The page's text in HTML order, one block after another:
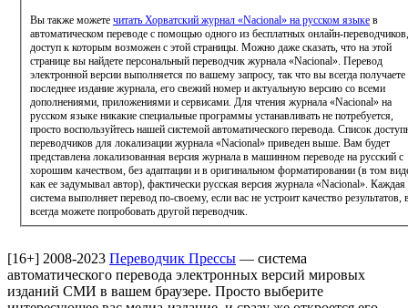
Вы также можете читать Хорватский журнал «Nacional» на русском языке в
автоматическом переводе с помощью одного из бесплатных онлайн-переводчиков,
доступ к которым возможен с этой страницы. Можно даже сказать, что на этой
странице вы найдете персональный переводчик журнала «Nacional». Перевод
электронной версии выполняется по вашему запросу, так что вы всегда получаете
последнее издание журнала, его свежий номер и актуальную версию со всеми
дополнениями, приложениями и сервисами. Для чтения журнала «Nacional» на
русском языке никакие специальные программы устанавливать не потребуется,
просто воспользуйтесь нашей системой автоматического перевода. Список
переводчиков для локализации журнала «Nacional» приведен выше. Вам будет
представлена локализованная версия журнала в машинном переводе на русский с
хорошим качеством, без адаптации и в оригинальном форматировании (в том
как ее задумывал автор), фактически русская версия журнала «Nacional». Каждая
система выполняет перевод по-своему, если вас не устроит качество результатов,
всегда можете попробовать другой переводчик.
[16+] 2008-2023 Переводчик Прессы — система
автоматического перевода электронных версий мировых
изданий СМИ в вашем браузере. Просто выберите